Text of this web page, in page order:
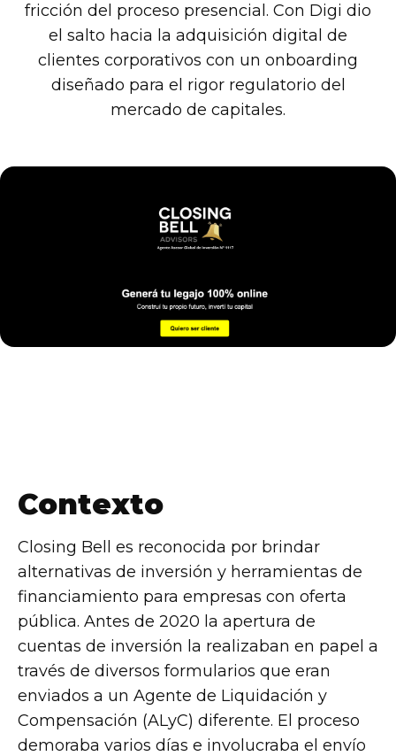
fricción del proceso presencial. Con Digi dio
el salto hacia la adquisición digital de
clientes corporativos con un onboarding
diseñado para el rigor regulatorio del
mercado de capitales.
Contexto
Closing Bell es reconocida por brindar
alternativas de inversión y herramientas de
financiamiento para empresas con oferta
pública. Antes de 2020 la apertura de
cuentas de inversión la realizaban en papel a
través de diversos formularios que eran
enviados a un Agente de Liquidación y
Compensación (ALyC) diferente. El proceso
demoraba varios días e involucraba el envío